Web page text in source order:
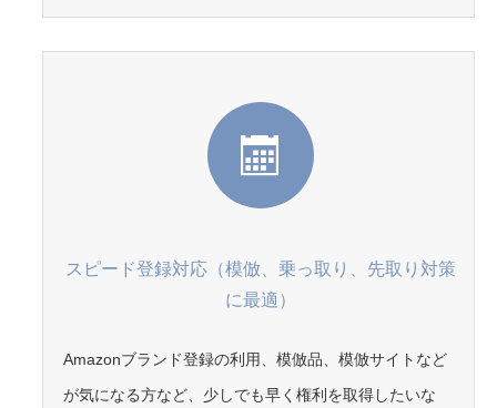
スピード登録対応（模倣、乗っ取り、先取り対策
に最適）
Amazonブランド登録の利用、模倣品、模倣サイトなど
が気になる方など、少しでも早く権利を取得したいな